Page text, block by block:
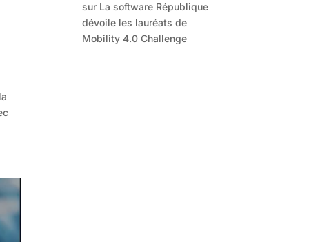
sur La software République
dévoile les lauréats de
Mobility 4.0 Challenge